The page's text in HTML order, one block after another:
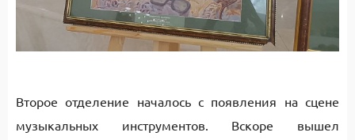
Второе отделение началось с появления на сцене
музыкальных инструментов. Вскоре вышел